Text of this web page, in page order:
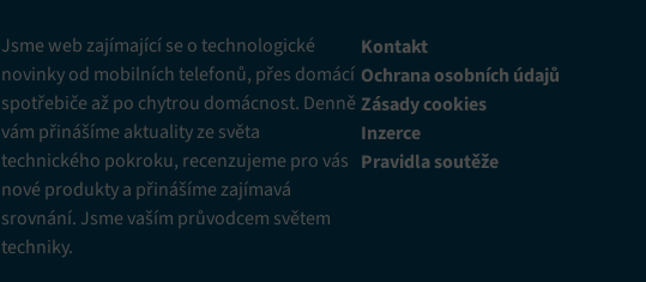
Jsme web zajímající se o technologické
novinky od mobilních telefonů, přes domácí
spotřebiče až po chytrou domácnost. Denně
vám přinášíme aktuality ze světa
technického pokroku, recenzujeme pro vás
nové produkty a přinášíme zajímavá
srovnání. Jsme vaším průvodcem světem
techniky.
Kontakt
Ochrana osobních údajů
Zásady cookies
Inzerce
Pravidla soutěže